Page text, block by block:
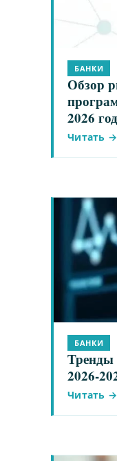
БАНКИ
Обзор
2026
Читать →
БАНКИ
Тренды
2026-
Читать →